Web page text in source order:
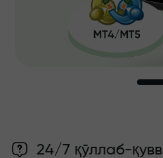
24/7 қўллаб-